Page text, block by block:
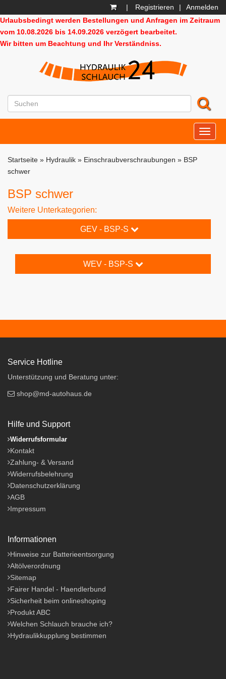
| Registrieren |
Anmelden
Urlaubsbedingt werden Bestellungen und Anfragen im Zeitraum
vom 10.08.2026 bis 14.09.2026 verzögert bearbeitet.
Wir bitten um Beachtung und Ihr Verständniss.
Startseite » Hydraulik » Einschraubverschraubungen » BSP
schwer
BSP schwer
Weitere Unterkategorien:
GEV - BSP-S
WEV - BSP-S
Service Hotline
Unterstützung und Beratung unter:
shop@md-autohaus.de
Hilfe und Support
Widerrufsformular
Kontakt
Zahlung- & Versand
Widerrufsbelehrung
Datenschutzerklärung
AGB
Impressum
Informationen
Hinweise zur Batterieentsorgung
Altölverordnung
Sitemap
Fairer Handel - Haendlerbund
Sicherheit beim onlineshoping
Produkt ABC
Welchen Schlauch brauche ich?
Hydraulikkupplung bestimmen